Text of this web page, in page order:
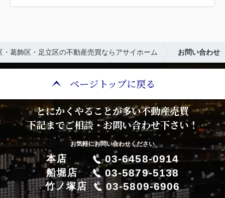
・葛飾区・足立区の不動産売買ならアサイホーム お問い合わせ
ページトップに戻る
とにかくやることが多い不動産売買
下記までご相談・お問い合わせ下さい！
お気軽にお問い合わせください
本店 03-6458-0914
船堀店 03-5879-5138
竹ノ塚店 03-5809-6906